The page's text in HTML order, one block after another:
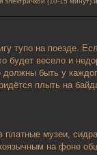
тупо на поезде.
весело и
быть у
плыть на
музеи,
на фоне